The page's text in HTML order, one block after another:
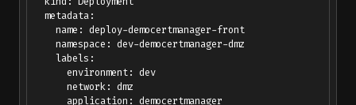
  metadata:
    name: deploy-democertmanager-front
    namespace: dev-democertmanager-dmz
    labels:
      environment: dev
      network: dmz
      application: democertmanager